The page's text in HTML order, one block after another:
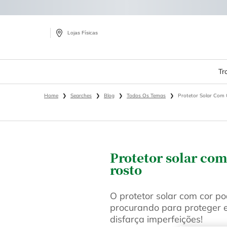
Lojas Físicas
Home Searches Blog Todos Os Temas Protetor Solar Com
Protetor solar
rosto
O protetor solar com cor
procurando para proteger
disfarça imperfeições!